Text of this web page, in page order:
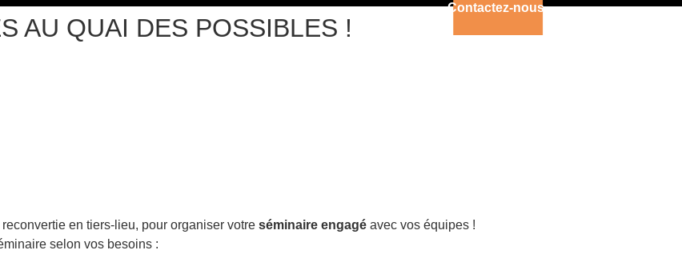
Contactez-nous
AU QUAI DES POSSIBLES !
en tiers-lieu, pour organiser votre séminaire engagé avec vos équipes !
selon vos besoins :